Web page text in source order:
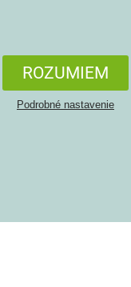
ROZUMIEM
Podrobné nastavenie